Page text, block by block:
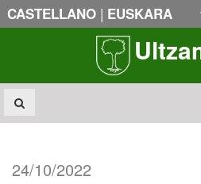
CASTELLANO | EUSKARA
24/10/2022